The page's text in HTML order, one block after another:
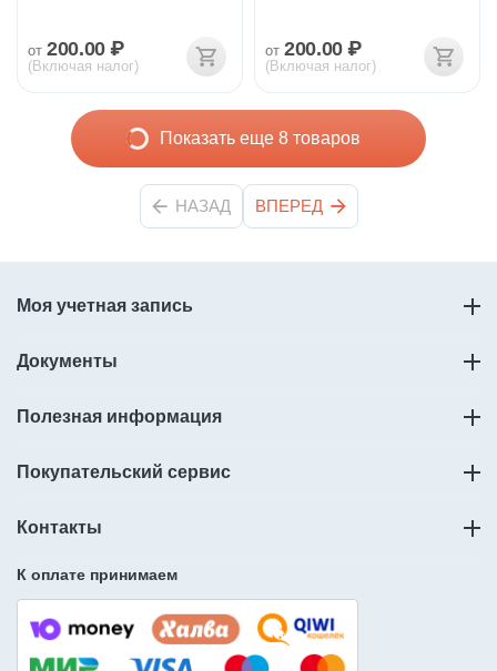
от 200.00 ₽
(Включая налог)
от 200.00 ₽
(Включая налог)
Показать еще 8 товаров
НАЗАД ВПЕРЕД
Моя учетная запись
Документы
Полезная информация
Покупательский сервис
Контакты
К оплате принимаем